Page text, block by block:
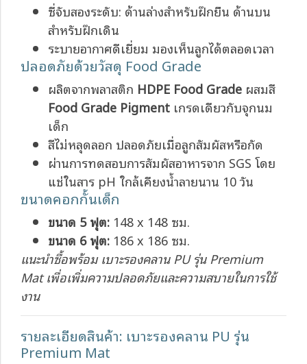
ซี่จับสองระดับ: ด้านล่างสำหรับฝึกยืน ด้านบน
สำหรับฝึกเดิน
ระบายอากาศดีเยี่ยม มองเห็นลูกได้ตลอดเวลา
ปลอดภัยด้วยวัสดุ Food Grade
ผลิตจากพลาสติก HDPE Food Grade ผสมสี
Food Grade Pigment เกรดเดียวกับจุกนม
เด็ก
สีไม่หลุดลอก ปลอดภัยเมื่อลูกสัมผัสหรือกัด
ผ่านการทดสอบการสัมผัสอาหารจาก SGS โดย
แช่ในสาร pH ใกล้เคียงน้ำลายนาน 10 วัน
ขนาดคอกกั้นเด็ก
ขนาด 5 ฟุต: 148 x 148 ซม.
ขนาด 6 ฟุต: 186 x 186 ซม.
แนะนำซื้อพร้อม เบาะรองคลาน PU รุ่น Premium
Mat เพื่อเพิ่มความปลอดภัยและความสบายในการใช้
งาน
รายละเอียดสินค้า: เบาะรองคลาน PU รุ่น
Premium Mat